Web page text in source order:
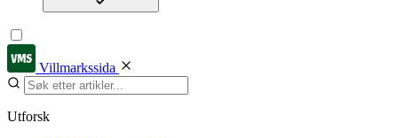
Villmarkssida
Utforsk